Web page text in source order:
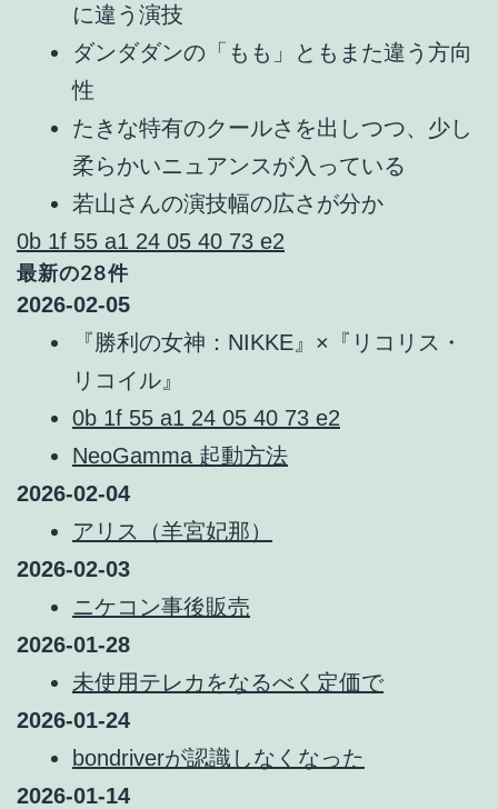
に違う演技
ダンダダンの「もも」ともまた違う方向
性
たきな特有のクールさを出しつつ、少し
柔らかいニュアンスが入っている
若山さんの演技幅の広さが分か
0b 1f 55 a1 24 05 40 73 e2
最新の28件
2026-02-05
『勝利の女神：NIKKE』×『リコリス・
リコイル』
0b 1f 55 a1 24 05 40 73 e2
NeoGamma 起動方法
2026-02-04
アリス（羊宮妃那）
2026-02-03
ニケコン事後販売
2026-01-28
未使用テレカをなるべく定価で
2026-01-24
bondriverが認識しなくなった
2026-01-14